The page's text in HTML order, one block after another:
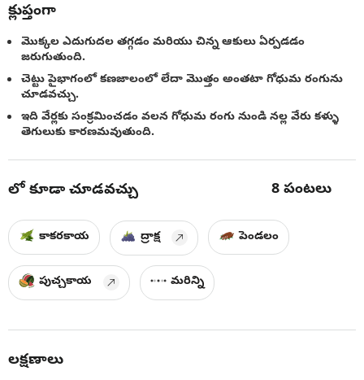
క్లుప్తంగా
మొక్కల ఎదుగుదల తగ్గడం మరియు చిన్న ఆకులు ఏర్పడడం
జరుగుతుంది.
చెట్టు పైభాగంలో కణజాలంలో లేదా మొత్తం అంతటా గోధుమ రంగును
చూడవచ్చు.
ఇది వేర్లకు సంక్రమించడం వలన గోధుమ రంగు నుండి నల్ల వేరు కళ్ళు
తెగులుకు కారణమవుతుంది.
లో కూడా చూడవచ్చు 8 పంటలు
కాకరకాయ ద్రాక్ష పెండలం
పుచ్చకాయ మరిన్ని
లక్షణాలు